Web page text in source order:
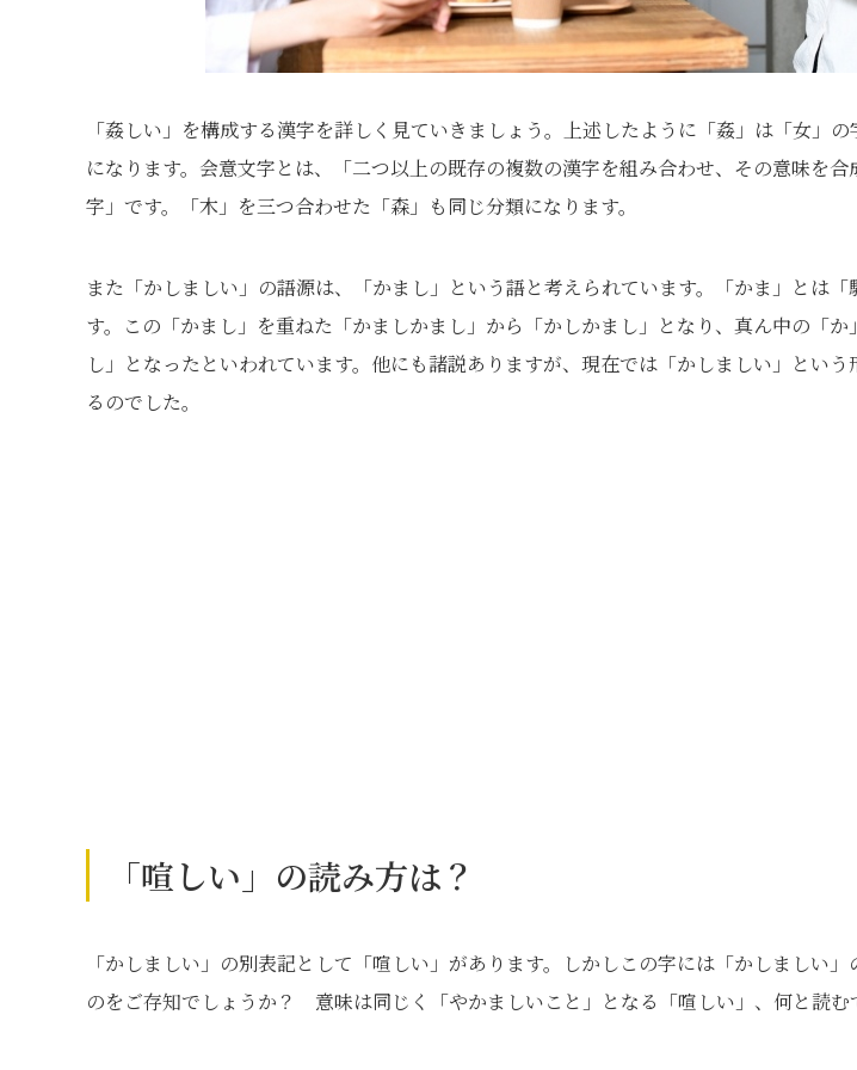
「姦しい」を構成する漢字を詳しく見ていきましょう。上述したように「姦」は「女」
になります。会意文字とは、「二つ以上の既存の複数の漢字を組み合わせ、その意味を
字」です。「木」を三つ合わせた「森」も同じ分類になります。
また「かしましい」の語源は、「かまし」という語と考えられています。「かま」とは
す。この「かまし」を重ねた「かましかまし」から「かしかまし」となり、真ん中の「か
し」となったといわれています。他にも諸説ありますが、現在では「かしましい」とい
るのでした。
「喧しい」の読み方は？
「かしましい」の別表記として「喧しい」があります。しかしこの字には「かしましい
のをご存知でしょうか？ 意味は同じく「やかましいこと」となる「喧しい」、何と読む